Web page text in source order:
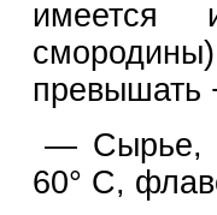
имеется
превышать
— Сырье,
60° С,